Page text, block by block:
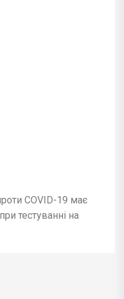
COVID-19 має
тестуванні на